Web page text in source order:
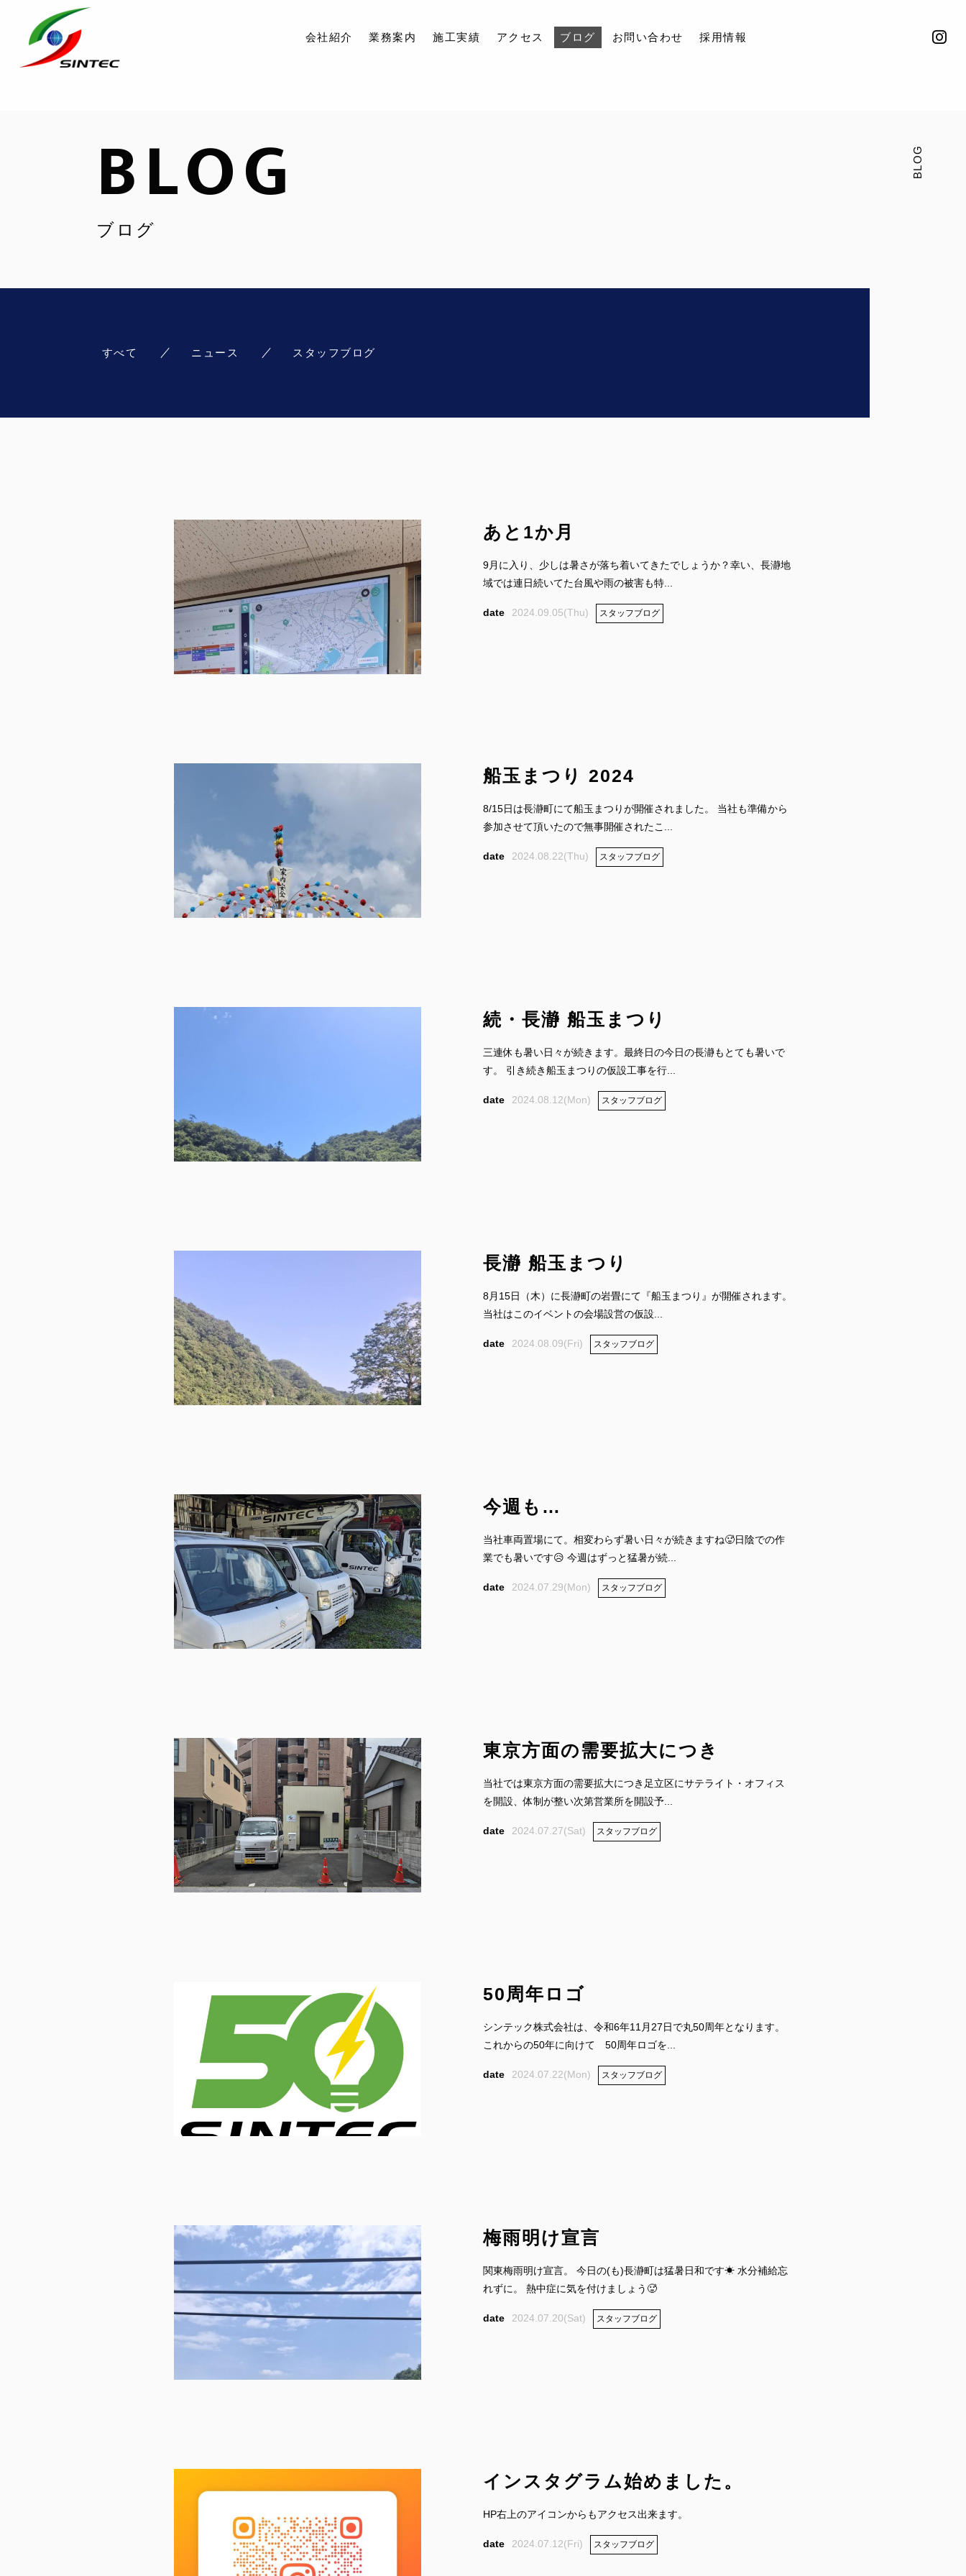
会社紹介 業務案内 施工実績 アクセス ブログ お問い合わせ 採用情報
採用情報
FOLLOW US:
BLOG
ブログ
BLOG
すべて ニュース スタッフブログ
あと1か月
9月に入り、少しは暑さが落ち着いてきたでしょうか？幸い、長瀞地
域では連日続いてた台風や雨の被害も特...
2024.09.05(Thu) スタッフブログ
船玉まつり 2024
8/15日は長瀞町にて船玉まつりが開催されました。 当社も準備から
参加させて頂いたので無事開催されたこ...
2024.08.22(Thu) スタッフブログ
続・長瀞 船玉まつり
三連休も暑い日々が続きます。最終日の今日の長瀞もとても暑いで
す。 引き続き船玉まつりの仮設工事を行...
2024.08.12(Mon) スタッフブログ
長瀞 船玉まつり
8月15日（木）に長瀞町の岩畳にて『船玉まつり』が開催されます。
当社はこのイベントの会場設営の仮設...
2024.08.09(Fri) スタッフブログ
今週も…
当社車両置場にて。相変わらず暑い日々が続きますね🥵日陰での作
業でも暑いです😥 今週はずっと猛暑が続...
2024.07.29(Mon) スタッフブログ
東京方面の需要拡大につき
当社では東京方面の需要拡大につき足立区にサテライト・オフィス
を開設、体制が整い次第営業所を開設予...
2024.07.27(Sat) スタッフブログ
50周年ロゴ
シンテック株式会社は、令和6年11月27日で丸50周年となります。
これからの50年に向けて 50周年ロゴを...
2024.07.22(Mon) スタッフブログ
梅雨明け宣言
関東梅雨明け宣言。 今日の(も)長瀞町は猛暑日和です☀ 水分補給忘
れずに。 熱中症に気を付けましょう🥵
2024.07.20(Sat) スタッフブログ
インスタグラム始めました。
HP右上のアイコンからもアクセス出来ます。
2024.07.12(Fri) スタッフブログ